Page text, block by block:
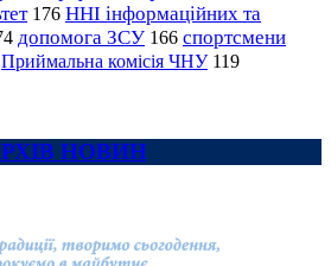
176 ННІ інформаційних та
допомога ЗСУ 166 спортсмени
Приймальна комісія ЧНУ 119
НОВИН